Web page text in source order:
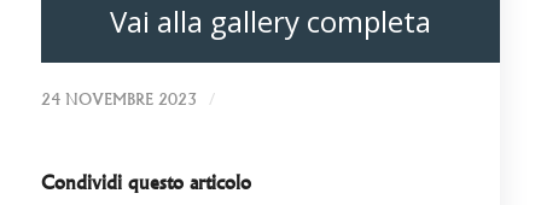
Vai alla gallery completa
24 NOVEMBRE 2023 /
Condividi questo articolo